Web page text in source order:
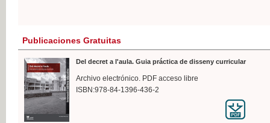
Publicaciones Gratuitas
Del decret a l'aula. Guia práctica de disseny curricular
Archivo electrónico. PDF acceso libre
ISBN:978-84-1396-436-2